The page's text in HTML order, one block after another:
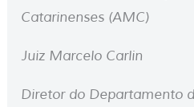
Catarinenses (AMC)
Juiz Marcelo Carlin
Diretor do Departamento